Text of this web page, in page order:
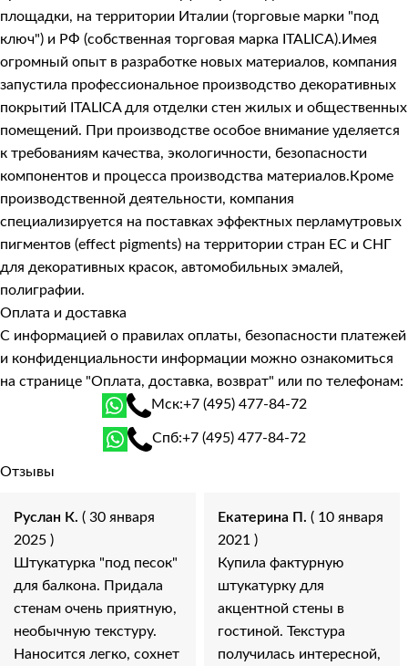
площадки, на территории Италии (торговые марки "под
ключ") и РФ (собственная торговая марка ITALICA).Имея
огромный опыт в разработке новых материалов, компания
запустила профессиональное производство декоративных
покрытий ITALICA для отделки стен жилых и общественных
помещений. При производстве особое внимание уделяется
к требованиям качества, экологичности, безопасности
компонентов и процесса производства материалов.Кроме
производственной деятельности, компания
специализируется на поставках эффектных перламутровых
пигментов (effect pigments) на территории стран ЕС и СНГ
для декоративных красок, автомобильных эмалей,
полиграфии.
Оплата и доставка
С информацией о правилах оплаты, безопасности платежей
и конфиденциальности информации можно ознакомиться
на странице "Оплата, доставка, возврат" или по телефонам:
Мск:+7 (495) 477-84-72
Спб:+7 (495) 477-84-72
Отзывы
Руслан К. ( 30 января
2025 )
Штукатурка "под песок"
для балкона. Придала
стенам очень приятную,
необычную текстуру.
Наносится легко, сохнет
Екатерина П. ( 10 января
2021 )
Купила фактурную
штукатурку для
акцентной стены в
гостиной. Текстура
получилась интересной,